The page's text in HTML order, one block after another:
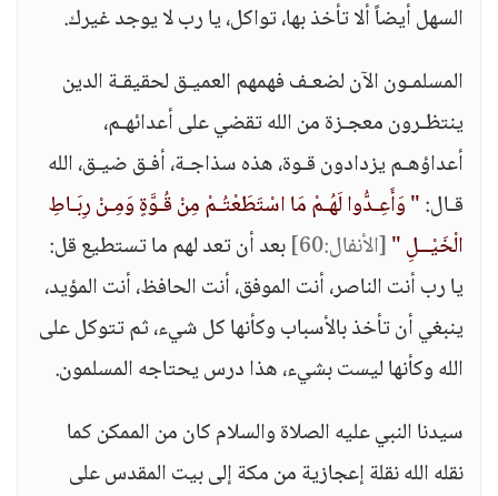
السهل أيضاً ألا تأخذ بها، تواكل، يا رب لا يوجد غيرك.
المسلمـون الآن لضعـف فهمهم العميـق لحقيقـة الدين
ينتظـرون معجـزة من الله تقضي على أعدائهـم،
أعداؤهـم يزدادون قـوة، هذه سذاجـة، أفـق ضيـق، الله
قـال:" وَأَعِـدُّوا لَهُـمْ مَا اسْتَطَعْتُـمْ مِنْ قُـوَّةٍ وَمِـنْ رِبَـاطِ
الْخَيْــلِ "[الأنفال:60]
بعد أن تعد لهم ما تستطيع قل:
يا رب أنت الناصر، أنت الموفق، أنت الحافظ، أنت المؤيد،
ينبغي أن تأخذ بالأسباب وكأنها كل شيء، ثم تتوكل على
الله وكأنها ليست بشيء، هذا درس يحتاجه المسلمون.
سيدنا النبي عليه الصلاة والسلام كان من الممكن كما
نقله الله نقلة إعجازية من مكة إلى بيت المقدس على